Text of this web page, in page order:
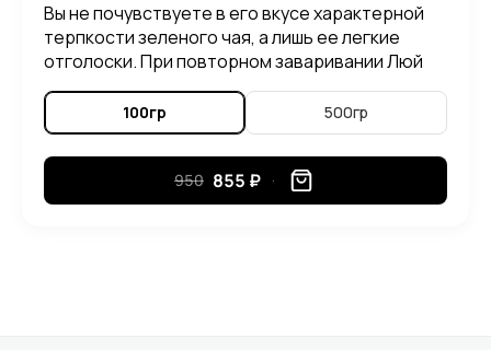
Вы не почувствуете в его вкусе характерной
терпкости зеленого чая, а лишь ее легкие
отголоски. При повторном заваривании Люй
Лун Чжу, можно ощутить в его вкусе приятные
нотки злаковых растений.
100гр 500гр
950 855 ₽